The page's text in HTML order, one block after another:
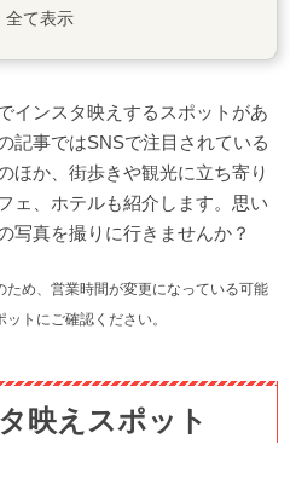
ラの季節は圧巻の美しさ
畑の映える写真が撮れる
作品が集う【北加賀屋エリ
ベットがクールな壁画に変身！
ート】男の子が車で遊ぶトリッ
ート】子どもが落書きしている
ート】152人が力を合わせて描い
全て表示
インスタ映えするスポットがあ
記事ではSNSで注目されている
ほか、街歩きや観光に立ち寄り
ェ、ホテルも紹介します。思い
写真を撮りに行きませんか？
め、営業時間が変更になっている可能
トにご確認ください。
映えスポット